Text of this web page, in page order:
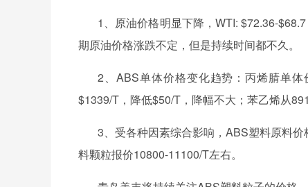
1、 原油价格明显下降， WTI: $72.36-
期原油价格涨跌不定，但是持续时间都不久。
2、ABS单体价格变化趋势：丙烯腈单
$1339/T，降低$50/T，降幅不大；苯乙烯从
3、受各种因素综合影响，ABS塑料原料
料颗粒报价10800-11100/T左右。